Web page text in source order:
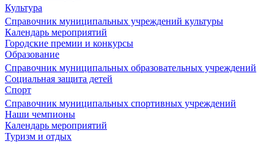
Культура
Справочник муниципальных учреждений культуры
Календарь мероприятий
Городские премии и конкурсы
Образование
Справочник муниципальных образовательных учреждений
Социальная защита детей
Спорт
Справочник муниципальных спортивных учреждений
Наши чемпионы
Календарь мероприятий
Туризм и отдых